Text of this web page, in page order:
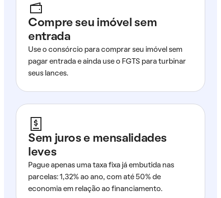
Compre seu imóvel sem
entrada
Use o consórcio para comprar seu imóvel sem
pagar entrada e ainda use o FGTS para turbinar
seus lances.
Sem juros e mensalidades
leves
Pague apenas uma taxa fixa já embutida nas
parcelas: 1,32% ao ano, com até 50% de
economia em relação ao financiamento.